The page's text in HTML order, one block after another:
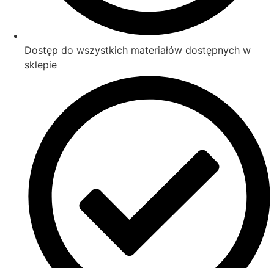
Dostęp do wszystkich materiałów dostępnych w
sklepie